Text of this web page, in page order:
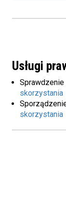
Usługi
skorzystania
skorzystania